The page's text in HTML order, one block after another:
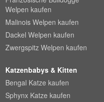
Welpen kaufen
Malinois Welpen kaufen
Dackel Welpen kaufen
Zwergspitz Welpen kaufen
Katzenbabys & Kitten
Bengal Katze kaufen
Sphynx Katze kaufen